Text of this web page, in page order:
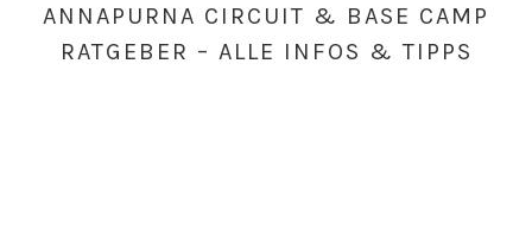
2019
ANNAPURNA CIRCUIT & BASE CAMP
RATGEBER – ALLE INFOS & TIPPS